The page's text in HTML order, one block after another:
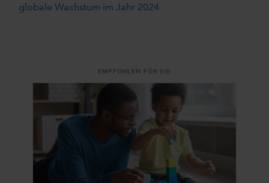
globale Wachstum im Jahr 2024
EMPFOHLEN FÜR SIE